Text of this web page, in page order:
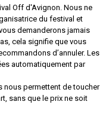
Off d'Avignon. Nous ne
du festival et
demanderons jamais
cela signifie que vous
d’annuler. Les
automatiquement par
nous permettent de toucher
sans que le prix ne soit